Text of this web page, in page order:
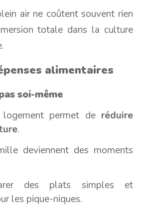
air ne coûtent souvent rien
totale dans la culture
alimentaires
soi-même
permet de réduire
.
deviennent des moments
des plats simples et
les pique-niques.